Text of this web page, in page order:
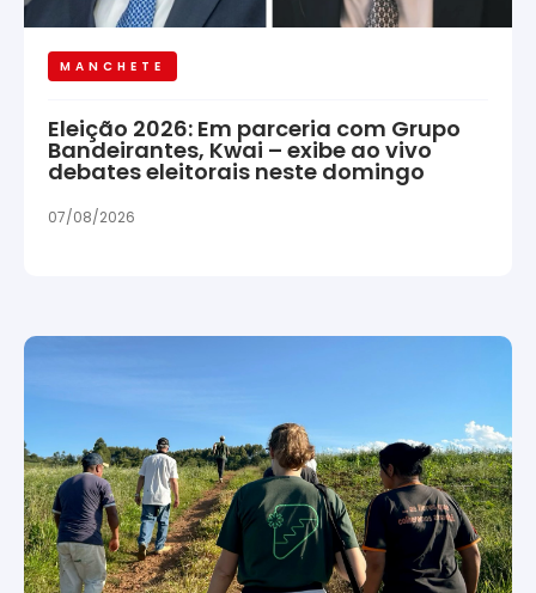
MANCHETE
Eleição 2026: Em parceria com Grupo
Bandeirantes, Kwai – exibe ao vivo
debates eleitorais neste domingo
07/08/2026